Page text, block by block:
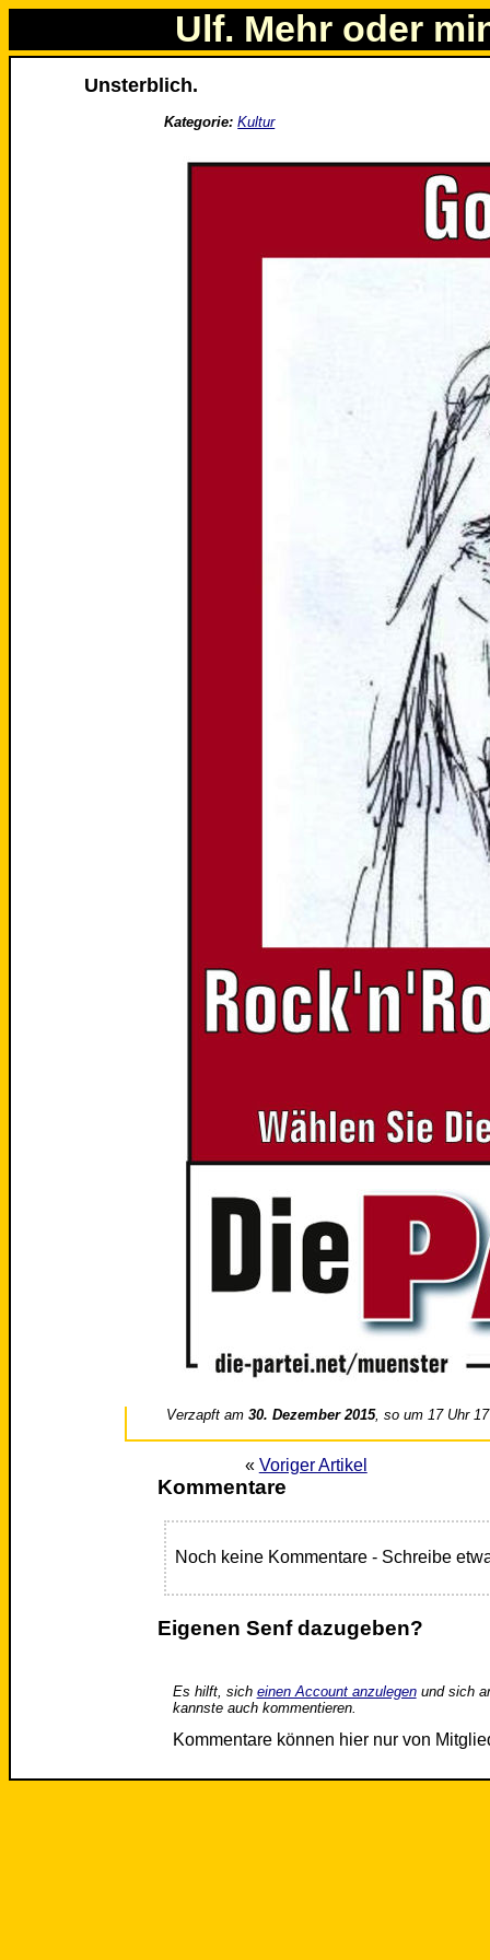
Ulf. Mehr oder
Unsterblich.
Kategorie: Kultur
Verzapft am30. Dezember 2015, so um 17 Uhr 17
« Voriger Artikel
Kommentare
Noch keine Kommentare - Schreibe
Eigenen Senf dazugeben?
Es hilft, sich einen Account anzulegenund sich
kannste auch kommentieren.
Kommentare können hier nur von